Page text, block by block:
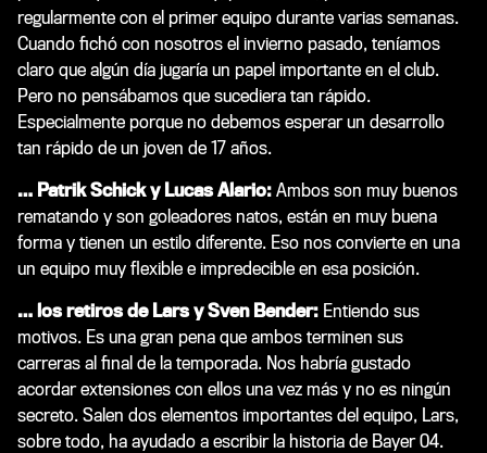
regularmente con el primer equipo durante varias semanas.
Cuando fichó con nosotros el invierno pasado, teníamos
claro que algún día jugaría un papel importante en el club.
Pero no pensábamos que sucediera tan rápido.
Especialmente porque no debemos esperar un desarrollo
tan rápido de un joven de 17 años.
… Patrik Schick y Lucas Alario: Ambos son muy buenos
rematando y son goleadores natos, están en muy buena
forma y tienen un estilo diferente. Eso nos convierte en una
un equipo muy flexible e impredecible en esa posición.
… los retiros de Lars y Sven Bender: Entiendo sus
motivos. Es una gran pena que ambos terminen sus
carreras al final de la temporada. Nos habría gustado
acordar extensiones con ellos una vez más y no es ningún
secreto. Salen dos elementos importantes del equipo, Lars,
sobre todo, ha ayudado a escribir la historia de Bayer 04.